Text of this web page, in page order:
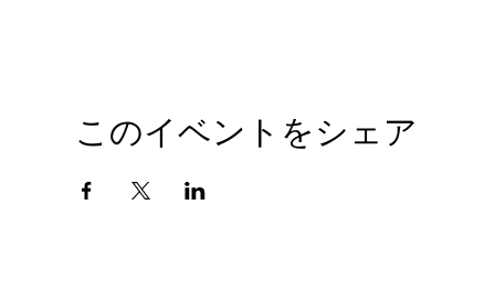
このイベントをシェア